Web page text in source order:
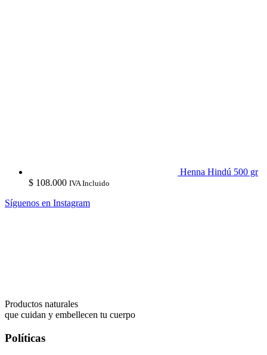
Henna Hindú 500 gr
$ 108.000 IVA Incluido
Síguenos en Instagram
Productos naturales
que cuidan y embellecen tu cuerpo
Políticas